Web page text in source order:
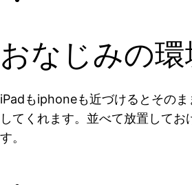
おなじみの
iPadもiphoneも近づけるとその
してくれます。並べて放置してお
す。